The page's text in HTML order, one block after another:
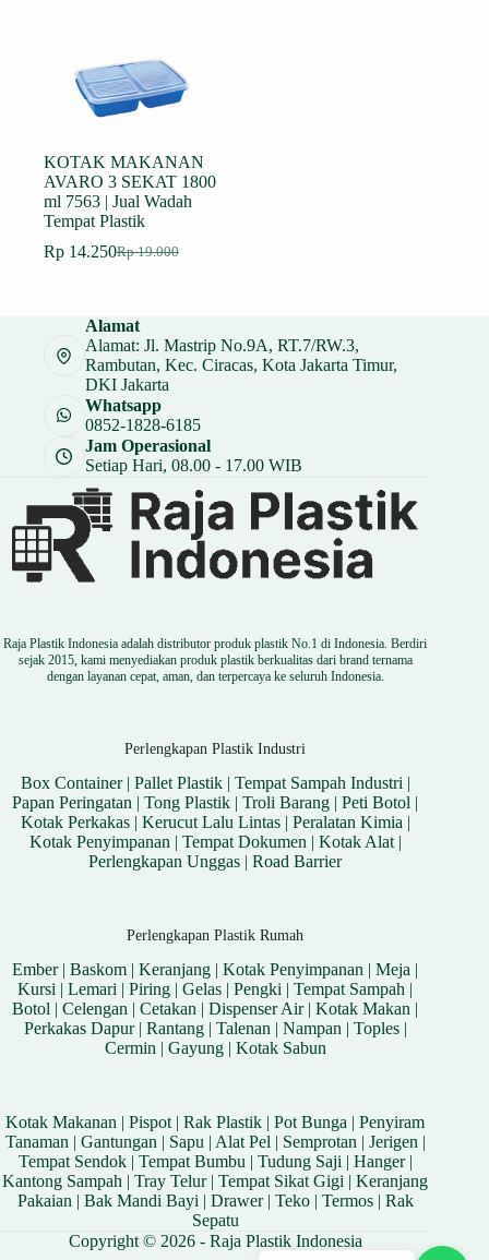
KOTAK MAKANAN
AVARO 3 SEKAT 1800
ml 7563 | Jual Wadah
Tempat Plastik
Rp19.000
Harga
Rp 19.000.
Rp 14.250Harga
adalah:
Rp 14.250.
Alamat
Alamat: Jl. Mastrip No.9A, RT.7/RW.3,
Rambutan, Kec. Ciracas, Kota Jakarta Timur,
DKI Jakarta
Whatsapp
0852-1828-6185
Jam Operasional
Setiap Hari, 08.00 - 17.00 WIB
Raja Plastik Indonesia adalah distributor produk plastik No.1 di Indonesia. Berdiri
sejak 2015, kami menyediakan produk plastik berkualitas dari brand ternama
dengan layanan cepat, aman, dan terpercaya ke seluruh Indonesia.
Perlengkapan Plastik Industri
Box Container| Pallet Plastik| Tempat Sampah Industri |
Papan Peringatan |Tong Plastik |Troli Barang |Peti Botol |
Kotak Perkakas| Kerucut Lalu Lintas| Peralatan Kimia |
Kotak Penyimpanan | Tempat Dokumen | Kotak Alat|
Perlengkapan Unggas |Road Barrier
Perlengkapan Plastik Rumah
Ember|Baskom |Keranjang |Kotak Penyimpanan |Meja |
Kursi |Lemari |Piring |Gelas |Pengki |Tempat Sampah |
Botol |Celengan |Cetakan |Dispenser Air|Kotak Makan |
Perkakas Dapur| Rantang| Talenan| Nampan| Toples|
Cermin| Gayung| Kotak Sabun
Kotak Makanan |Pispot|Rak Plastik |Pot Bunga |Penyiram
Tanaman| Gantungan| Sapu| Alat Pel| Semprotan| Jerigen|
Tempat Sendok| Tempat Bumbu| Tudung Saji| Hanger|
Kantong Sampah |Tray Telur|Tempat Sikat Gigi |Keranjang
Pakaian| Bak Mandi Bayi| Drawer| Teko| Termos| Rak
Sepatu
Copyright © 2026 - Raja Plastik Indonesia